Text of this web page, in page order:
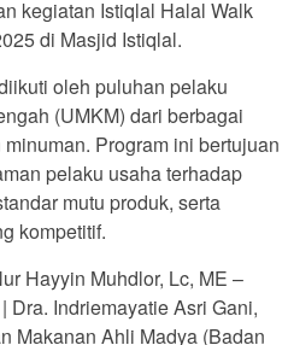
kegiatan Istiqlal Halal Walk
di Masjid Istiqlal.
oleh puluhan pelaku
(UMKM) dari berbagai
Program ini bertujuan
pelaku usaha terhadap
mutu produk, serta
kompetitif.
Hayyin Muhdlor, Lc, ME –
Dra. Indriemayatie Asri Gani,
Makanan Ahli Madya (Badan